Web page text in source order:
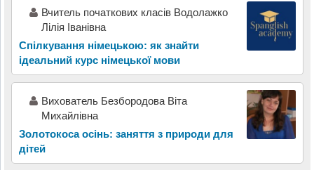
Вчитель початкових класів Водолажко
Лілія Іванівна
Спілкування німецькою: як знайти
ідеальний курс німецької мови
Вихователь Безбородова Віта
Михайлівна
Золотокоса осінь: заняття з природи для
дітей